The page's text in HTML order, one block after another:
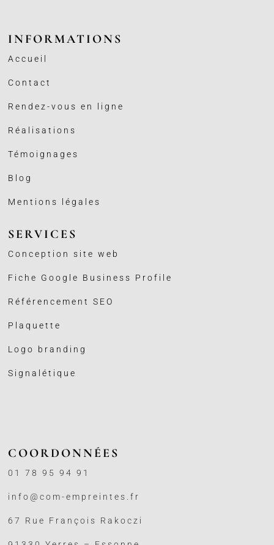
INFORMATIONS
Accueil
Contact
Rendez-vous en ligne
Réalisations
Témoignages
Blog
Mentions légales
SERVICES
Conception site web
Fiche Google Business Profile
Référencement SEO
Plaquette
Logo branding
Signalétique
COORDONNÉES
01 78 95 94 91
info@com-empreintes.fr
67 Rue François Rakoczi